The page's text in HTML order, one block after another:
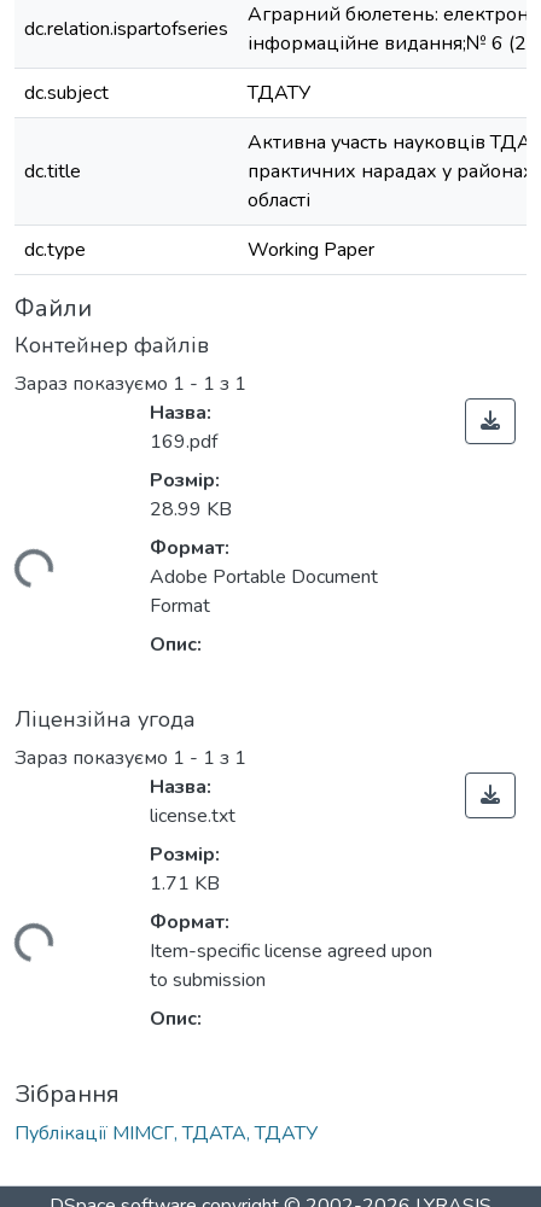
dc.relation.ispartofseries
Аграрний бюлетень:
інформаційне видання;№ 6
dc.subject
ТДАТУ
dc.title
Активна участь науковців
практичних нарадах у районах
області
dc.type
Working Paper
Файли
Контейнер файлів
Зараз показуємо 1 - 1 з 1
Назва:
169.pdf
Розмір:
28.99 KB
Формат:
Adobe Portable Document
Format
Опис:
Ліцензійна угода
Зараз показуємо 1 - 1 з 1
Назва:
license.txt
Розмір:
1.71 KB
Формат:
Item-specific license agreed upon
to submission
Опис:
Зібрання
Публікації МІМСГ, ТДАТА, ТДАТУ